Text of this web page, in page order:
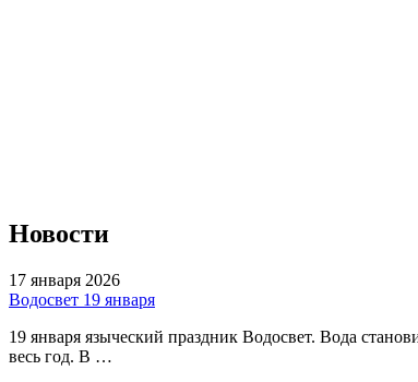
Новости
17 января 2026
Водосвет 19 января
19 января языческий праздник Водосвет. Вода
весь год. В …